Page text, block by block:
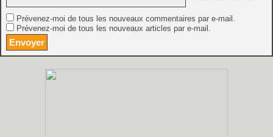
Prévenez-moi de tous les nouveaux commentaires par e-mail.
Prévenez-moi de tous les nouveaux articles par e-mail.